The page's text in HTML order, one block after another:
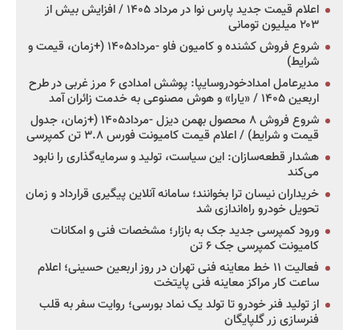
اعلام قیمت جدید پارس نوا در مرداد ۱۴۰۵ / افزایش بیش از
۲۰۳ میلیون تومانی
شروع فروش کشنده و کامیون فاو -مرداد۱۴۰۵ (+زمان، قیمت و
شرایط)
مدیرعامل امدادخودروسایپا: پوشش امدادی ۶ مرز غربی در طرح
اربعین ۱۴۰۵ / «یارا» و هوش مصنوعی به خدمت زائران آمد
شروع فروش ۸ محصول بهمن دیزل -مرداد۱۴۰۵ (+زمان، جدول
قیمت و شرایط) / اعلام قیمت کامیونت فورس ۳.۸ تن کمپرسی
هشدار قطعه‌سازان: این سیاست، تولید و سرمایه‌گذاری را نابود
می‌کند
خریداران نیسان ترا بخوانند؛ سامانه آنلاین پیگیری قرارداد و زمان
تحویل خودرو راه‌اندازی شد
ورود کمپرسی جدید جک به بازار؛ مشخصات فنی و امکانات
کامیونت کمپرسی جک ۶ تن
فعالیت ۱۱ خط معاینه فنی تهران در روز اربعین حسینی؛ اعلام
ساعت کار مراکز معاینه فنی پایتخت
از تولید فنر خودرو تا تولد یک نماد بورسی؛ روایت سفر به قلب
فنرسازی زر گلپایگان